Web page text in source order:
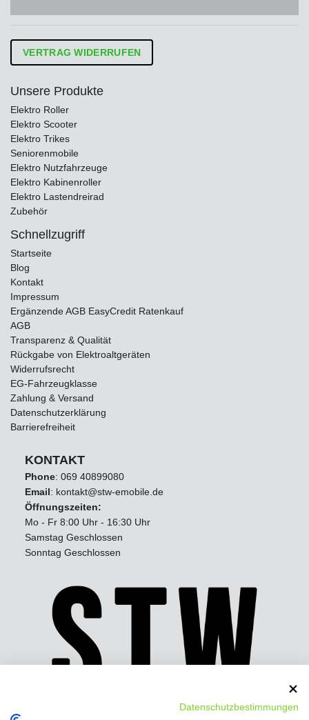
VERTRAG WIDERRUFEN
Unsere Produkte
Elektro Roller
Elektro Scooter
Elektro Trikes
Seniorenmobile
Elektro Nutzfahrzeuge
Elektro Kabinenroller
Elektro Lastendreirad
Zubehör
Schnellzugriff
Startseite
Blog
Kontakt
Impressum
Ergänzende AGB EasyCredit Ratenkauf
AGB
Transparenz & Qualität
Rückgabe von Elektroaltgeräten
Widerrufsrecht
EG-Fahrzeugklasse
Zahlung & Versand
Datenschutzerklärung
Barrierefreiheit
KONTAKT
Phone: 069 40899080
Email: kontakt@stw-emobile.de
Öffnungszeiten:
Mo - Fr 8:00 Uhr - 16:30 Uhr
Samstag Geschlossen
Sonntag Geschlossen
Datenschutzbestimmungen